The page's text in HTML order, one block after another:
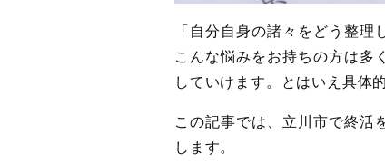
「自分自身の諸々をどう整
こんな悩みをお持ちの方は多
していけます。とはいえ具体
この記事では、立川市で終活
します。